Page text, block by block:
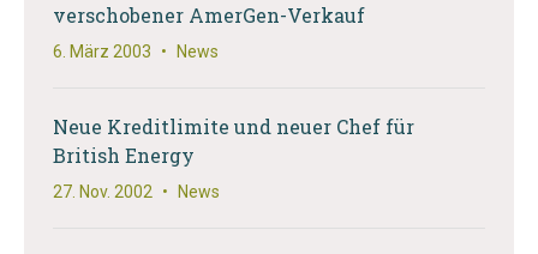
verschobener AmerGen-Verkauf
6. März 2003 • News
Neue Kreditlimite und neuer Chef für
British Energy
27. Nov. 2002 • News